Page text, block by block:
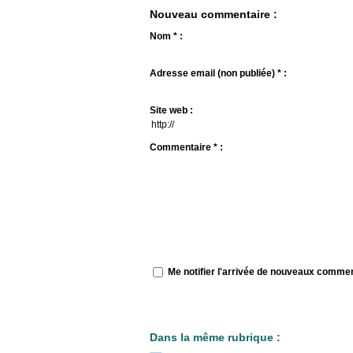
Nouveau commentaire :
Nom * :
Adresse email (non publiée) * :
Site web :
Commentaire * :
Me notifier l'arrivée de nouveaux
Dans la même rubrique :